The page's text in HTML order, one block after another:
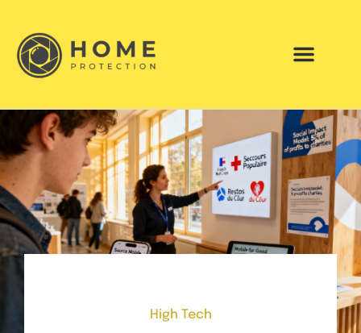
High Tech